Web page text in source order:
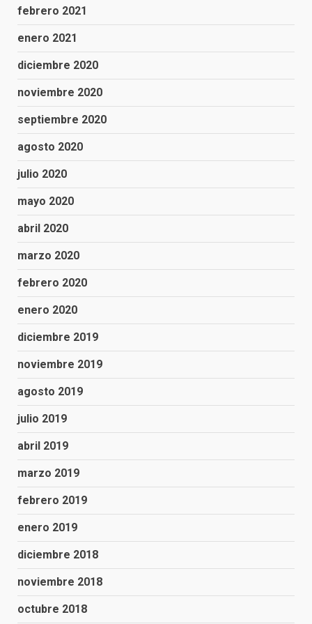
febrero 2021
enero 2021
diciembre 2020
noviembre 2020
septiembre 2020
agosto 2020
julio 2020
mayo 2020
abril 2020
marzo 2020
febrero 2020
enero 2020
diciembre 2019
noviembre 2019
agosto 2019
julio 2019
abril 2019
marzo 2019
febrero 2019
enero 2019
diciembre 2018
noviembre 2018
octubre 2018